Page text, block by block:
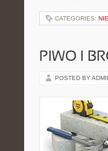
CATEGORIES:
PIWO I
POSTED BY